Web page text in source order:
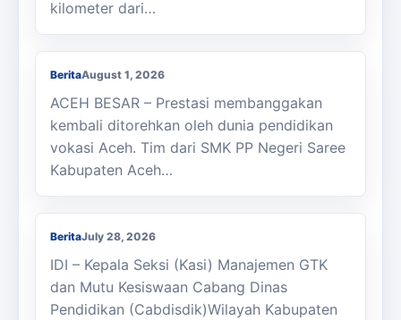
kilometer dari…
Membanggakan, Siswa SMK PPN Saree
Raih Juara LKS Nasional 2026
BeritaAugust 1, 2026
ACEH BESAR – Prestasi membanggakan
kembali ditorehkan oleh dunia pendidikan
vokasi Aceh. Tim dari SMK PP Negeri Saree
Kabupaten Aceh…
Kasi Cabdisdik Kabupaten Aceh Timur
Antar Tugas Kepala SMKN 1 Julok
BeritaJuly 28, 2026
IDI – Kepala Seksi (Kasi) Manajemen GTK
dan Mutu Kesiswaan Cabang Dinas
Pendidikan (Cabdisdik)Wilayah Kabupaten